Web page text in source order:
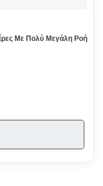
Με Πολύ Μεγάλη Ροή